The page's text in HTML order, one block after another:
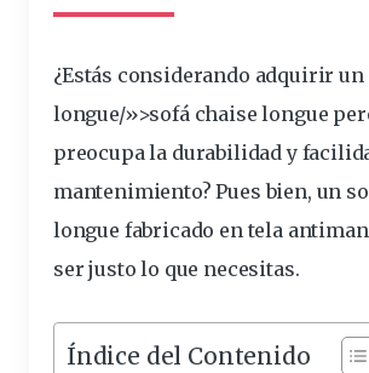
¿Estás considerando adquirir un
longue/»>sofá chaise longue
preocupa la durabilidad y
mantenimiento? Pues bien, un
longue fabricado en tela
ser justo lo que necesitas.
Índice del Contenido